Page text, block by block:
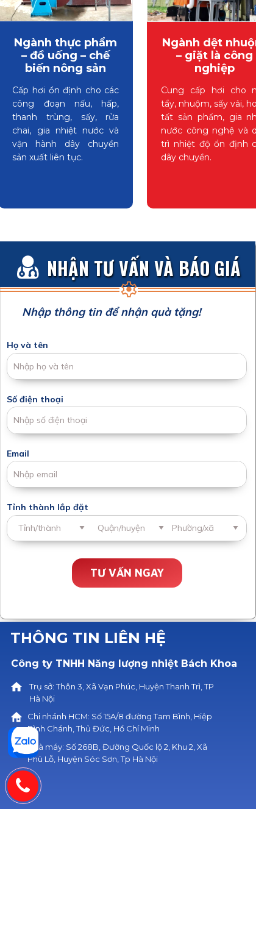
Cung cấp hơi cho
tẩy, nhuộm, sấy vải,
tất sản phẩm, gia
nước công nghệ và
trì nhiệt độ ổn định
dây chuyền.
Ngành dệt
– giặt là công
nghiệp
Cấp hơi ổn định cho các
công đoạn nấu, hấp,
thanh trùng, sấy, rửa
chai, gia nhiệt nước và
vận hành dây chuyền
sản xuất liên tục.
Ngành thực phẩm
– đồ uống – chế
biến nông sản
TƯ VẤN NGAY
Họ và tên
Email
Số điện thoại
Nhập thông tin để nhận quà tặng!
Tỉnh thành lắp đặt
NHẬN TƯ VẤN VÀ BÁO GIÁ
THÔNG TIN LIÊN HỆ
Công ty TNHH Năng lượng nhiệt Bách Khoa
Trụ sở: Thôn 3, Xã Vạn Phúc, Huyện Thanh Trì, TP
Hà Nội
Nhà máy: Số 268B, Đường Quốc lộ 2, Khu 2, Xã
Phù Lỗ, Huyện Sóc Sơn, Tp Hà Nội
Chi nhánh HCM: Số 15A/8 đường Tam Bình, Hiệp
Bình Chánh, Thủ Đức, Hồ Chí Minh